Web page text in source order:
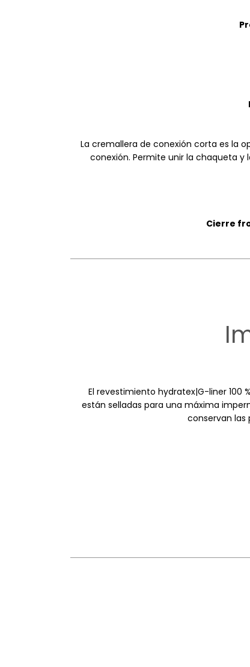
La cremallera de conexión corta es la
conexión. Permite unir la chaqueta
Cierre
El revestimiento hydratex|G-liner 100
están selladas para una máxima
conservan las